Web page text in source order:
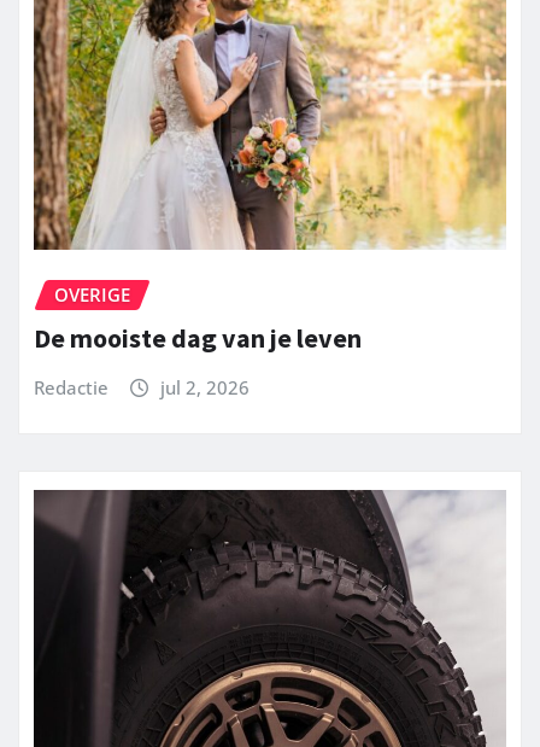
OVERIGE
De mooiste dag van je leven
Redactie jul 2, 2026